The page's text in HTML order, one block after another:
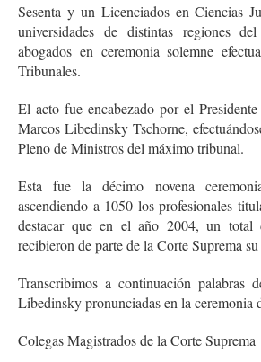
Sesenta y un Licenciados en Ciencias
universidades de distintas regiones
abogados en ceremonia solemne
Tribunales.
El acto fue encabezado por el
Marcos Libedinsky Tschorne,
Pleno de Ministros del máximo tribunal.
Esta fue la décimo novena
ascendiendo a 1050 los profesionales
destacar que en el año 2004, un total
recibieron de parte de la Corte Suprema
Transcribimos a continuación palabras
Libedinsky pronunciadas en la ceremonia
Colegas Magistrados de la Corte Suprema